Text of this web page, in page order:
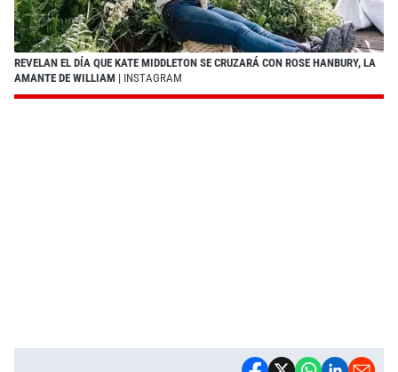
REVELAN EL DÍA QUE KATE MIDDLETON SE CRUZARÁ CON ROSE HANBURY, LA
AMANTE DE WILLIAM | INSTAGRAM